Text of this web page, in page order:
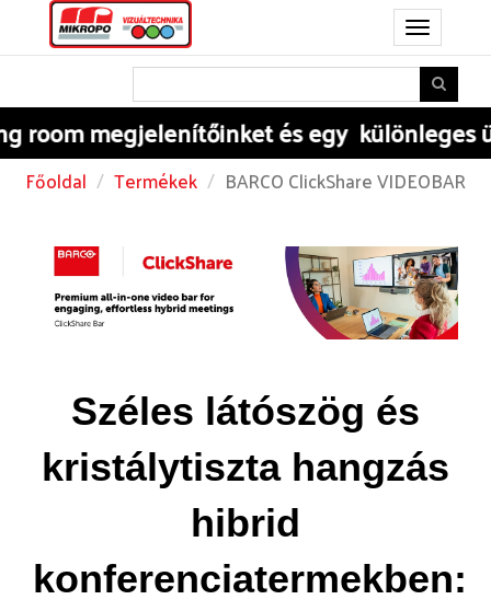
Toggle
navigation
megjelenítőinket és egy különleges
Főoldal Termékek BARCO ClickShare VIDEOBAR
Széles látószög és
kristálytiszta hangzás
hibrid
konferenciatermekben: